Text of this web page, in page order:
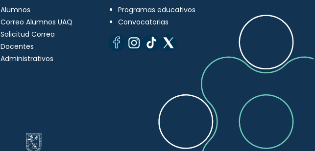
Alumnos
Correo Alumnos UAQ
Solicitud Correo
Docentes
Administrativos
Programas educativos
Convocatorias